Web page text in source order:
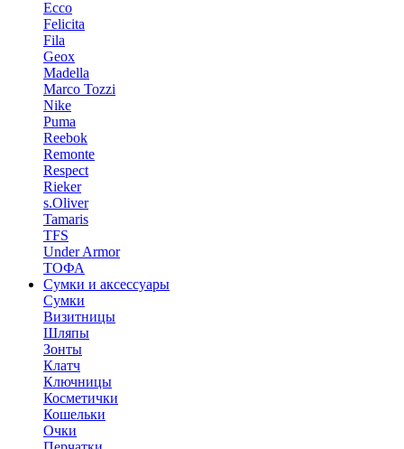
Ecco
Felicita
Fila
Geox
Madella
Marco Tozzi
Nike
Puma
Reebok
Remonte
Respect
Rieker
s.Oliver
Tamaris
TFS
Under Armor
ТОФА
Сумки и аксессуары
Сумки
Визитницы
Шляпы
Зонты
Клатч
Ключницы
Косметички
Кошельки
Очки